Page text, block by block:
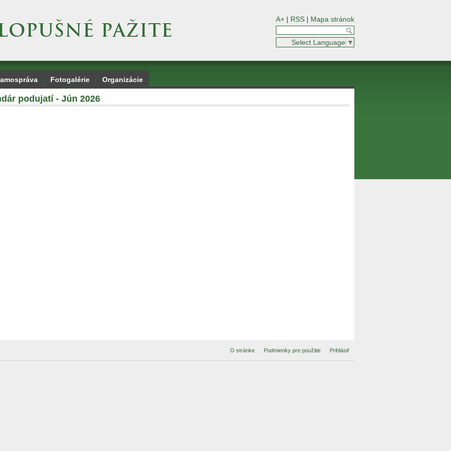
A+ | RSS | Mapa stránok
Select Language ▼
Fotogalérie Organizácie
podujatí - Jún 2026
O stránke Podmienky pre použitie Prihlásiť